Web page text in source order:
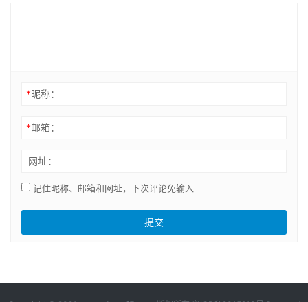
*昵称：
*邮箱：
网址：
记住昵称、邮箱和网址，下次评论免输入